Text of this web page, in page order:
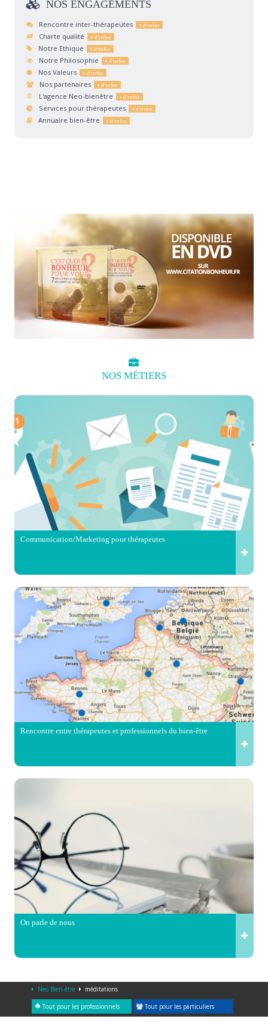
NOS ENGAGEMENTS
Rencontre inter-thérapeutes
Charte qualité
Notre Ethique
Notre Philosophie
Nos Valeurs
Nos partenaires
L'agence Neo-bienêtre
Services pour thérapeutes
Annuaire bien-être
NOS MÉTIERS
Communication/Marketing pour thérapeutes
Rencontre entre thérapeutes et professionnels du bien-être
On parle de nous
Neo Bien-être méditations
Tout pour les professionnels Tout pour les particuliers